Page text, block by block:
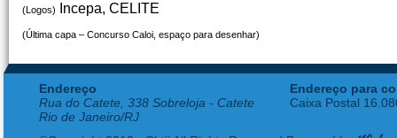
(Logos) Incepa, CELITE
(Última capa – Concurso Caloi, espaço para desenhar)
Endereço
Rua do Catete, 338 Sobreloja - Catete
Rio de Janeiro/RJ
Endereço para
Caixa Postal